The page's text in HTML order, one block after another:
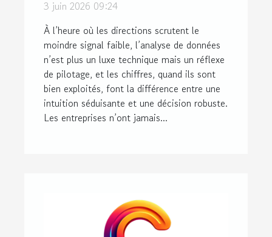
décideurs
3 juin 2026 09:24
À l’heure où les directions scrutent le
moindre signal faible, l’analyse de données
n’est plus un luxe technique mais un réflexe
de pilotage, et les chiffres, quand ils sont
bien exploités, font la différence entre une
intuition séduisante et une décision robuste.
Les entreprises n’ont jamais...